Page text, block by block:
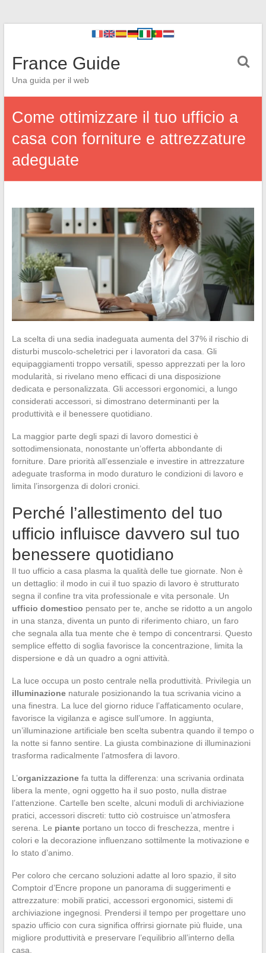
France Guide
Una guida per il web
Come ottimizzare il tuo ufficio a
casa con forniture e attrezzature
adeguate
La scelta di una sedia inadeguata aumenta del 37% il rischio di
disturbi muscolo-scheletrici per i lavoratori da casa. Gli
equipaggiamenti troppo versatili, spesso apprezzati per la loro
modularità, si rivelano meno efficaci di una disposizione
dedicata e personalizzata. Gli accessori ergonomici, a lungo
considerati accessori, si dimostrano determinanti per la
produttività e il benessere quotidiano.
La maggior parte degli spazi di lavoro domestici è
sottodimensionata, nonostante un’offerta abbondante di
forniture. Dare priorità all’essenziale e investire in attrezzature
adeguate trasforma in modo duraturo le condizioni di lavoro e
limita l’insorgenza di dolori cronici.
Perché l’allestimento del tuo
ufficio influisce davvero sul tuo
benessere quotidiano
Il tuo ufficio a casa plasma la qualità delle tue giornate. Non è
un dettaglio: il modo in cui il tuo spazio di lavoro è strutturato
segna il confine tra vita professionale e vita personale. Un
ufficio domestico pensato per te, anche se ridotto a un angolo
in una stanza, diventa un punto di riferimento chiaro, un faro
che segnala alla tua mente che è tempo di concentrarsi. Questo
semplice effetto di soglia favorisce la concentrazione, limita la
dispersione e dà un quadro a ogni attività.
La luce occupa un posto centrale nella produttività. Privilegia un
illuminazionenaturale posizionando la tua scrivania vicino a
una finestra. La luce del giorno riduce l’affaticamento oculare,
favorisce la vigilanza e agisce sull’umore. In aggiunta,
un’illuminazione artificiale ben scelta subentra quando il tempo o
la notte si fanno sentire. La giusta combinazione di illuminazioni
trasforma radicalmente l’atmosfera di lavoro.
L’organizzazionefa tutta la differenza: una scrivania ordinata
libera la mente, ogni oggetto ha il suo posto, nulla distrae
l’attenzione. Cartelle ben scelte, alcuni moduli di archiviazione
pratici, accessori discreti: tutto ciò costruisce un’atmosfera
serena. Le pianteportano un tocco di freschezza, mentre i
colori e la decorazione influenzano sottilmente la motivazione e
lo stato d’animo.
Per coloro che cercano soluzioni adatte al loro spazio, il sito
Comptoir d’Encre propone un panorama di suggerimenti e
attrezzature: mobili pratici, accessori ergonomici, sistemi di
archiviazione ingegnosi. Prendersi il tempo per progettare uno
spazio ufficio con cura significa offrirsi giornate più fluide, una
migliore produttività e preservare l’equilibrio all’interno della
casa.